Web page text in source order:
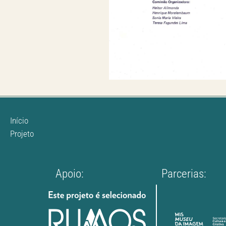
Início
Projeto
Apoio: Parcerias: